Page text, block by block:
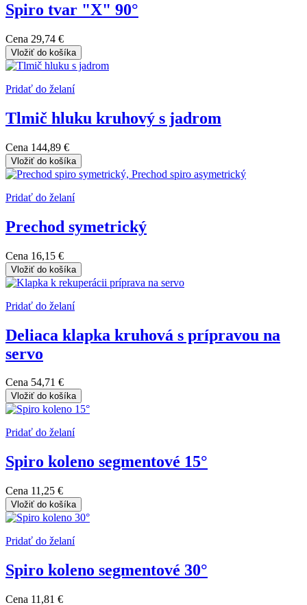
Spiro tvar "X" 90°
Cena 29,74 €
Vložiť do košíka
Pridať do želaní
Tlmič hluku kruhový s jadrom
Cena 144,89 €
Vložiť do košíka
Pridať do želaní
Prechod symetrický
Cena 16,15 €
Vložiť do košíka
Pridať do želaní
Deliaca klapka kruhová s prípravou na
servo
Cena 54,71 €
Vložiť do košíka
Pridať do želaní
Spiro koleno segmentové 15°
Cena 11,25 €
Vložiť do košíka
Pridať do želaní
Spiro koleno segmentové 30°
Cena 11,81 €